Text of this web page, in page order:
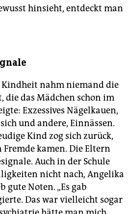
hinsieht, entdeckt man
nahm niemand die
das Mädchen schon im
Exzessives Nägelkauen,
und andere, Einnässen.
Kind zog sich zurück,
Fremde kamen. Die Eltern
Auch in der Schule
nicht nach, Angelika
Noten. „Es gab
Das war vielleicht sogar